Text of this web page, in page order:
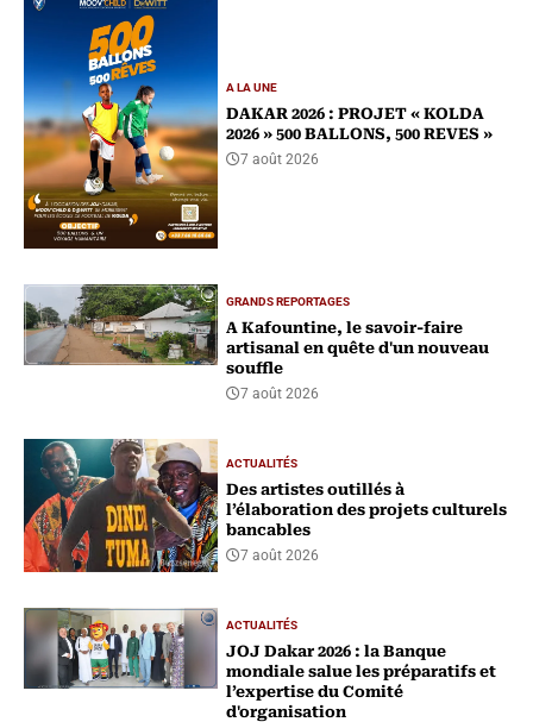
A LA UNE
DAKAR 2026 : PROJET « KOLDA
2026 » 500 BALLONS, 500 REVES »
7 août 2026
GRANDS REPORTAGES
A Kafountine, le savoir-faire
artisanal en quête d'un nouveau
souffle
7 août 2026
ACTUALITÉS
Des artistes outillés à
l’élaboration des projets culturels
bancables
7 août 2026
ACTUALITÉS
‎JOJ Dakar 2026 : la Banque
mondiale salue les préparatifs et
l’expertise du Comité
d'organisation